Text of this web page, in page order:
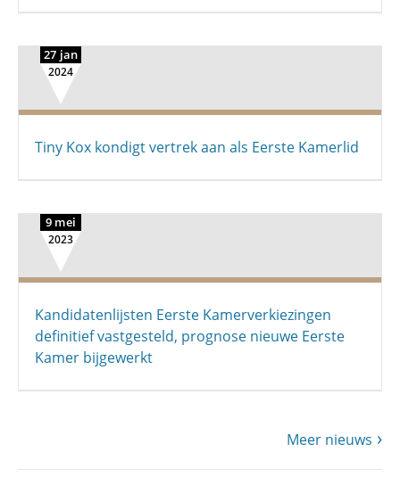
27 jan
2024
Tiny Kox kondigt vertrek aan als Eerste Kamerlid
9 mei
2023
Kandidatenlijsten Eerste Kamerverkiezingen
definitief vastgesteld, prognose nieuwe Eerste
Kamer bijgewerkt
Meer nieuws